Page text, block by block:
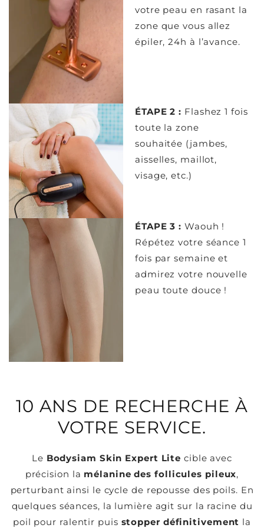
votre peau en rasant la
zone que vous allez
épiler, 24h à l’avance.
ÉTAPE 2 : Flashez 1 fois
toute la zone
souhaitée (jambes,
aisselles, maillot,
visage, etc.)
ÉTAPE 3 : Waouh !
Répétez votre séance 1
fois par semaine et
admirez votre nouvelle
peau toute douce !
10 ANS DE RECHERCHE À
VOTRE SERVICE.
Le Bodysiam Skin Expert Lite cible avec
précision la mélanine des follicules pileux,
perturbant ainsi le cycle de repousse des poils. En
quelques séances, la lumière agit sur la racine du
poil pour ralentir puis stopper définitivement la